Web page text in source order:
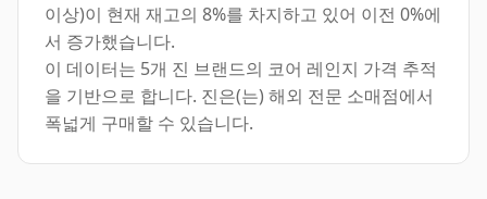
이상)이 현재 재고의 8%를 차지하고 있어 이전 0%에
서 증가했습니다.
이 데이터는 5개 진 브랜드의 코어 레인지 가격 추적
을 기반으로 합니다. 진은(는) 해외 전문 소매점에서
폭넓게 구매할 수 있습니다.